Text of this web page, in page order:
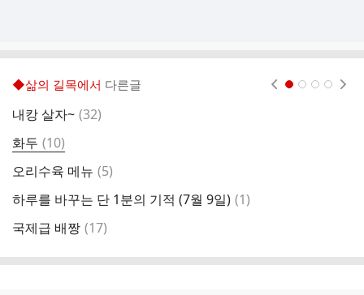
◆삶의 길목에서 다른글
내캉 살자~ 댓
(32)
화두 댓
글
(10)
오리수육 메뉴 댓
(5)
하루를 바꾸는 단 1분의 기적 (7월 9일) 댓
(1)
국제급 배짱 댓
(17)